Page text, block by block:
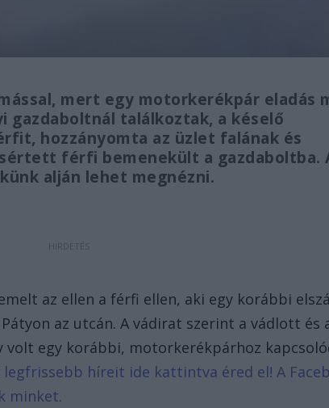
mert egy motorkerékpár eladás
gazdaboltnál találkoztak, a késelő
hozzányomta az üzlet falának és
férfi bemenekült a gazdaboltba.
alján lehet megnézni.
az ellen a férfi ellen, aki egy korábbi
az utcán. A vádirat szerint a vádlott és
egy korábbi, motorkerékpárhoz
legfrissebb híreit ide kattintva éred el! A
minket.